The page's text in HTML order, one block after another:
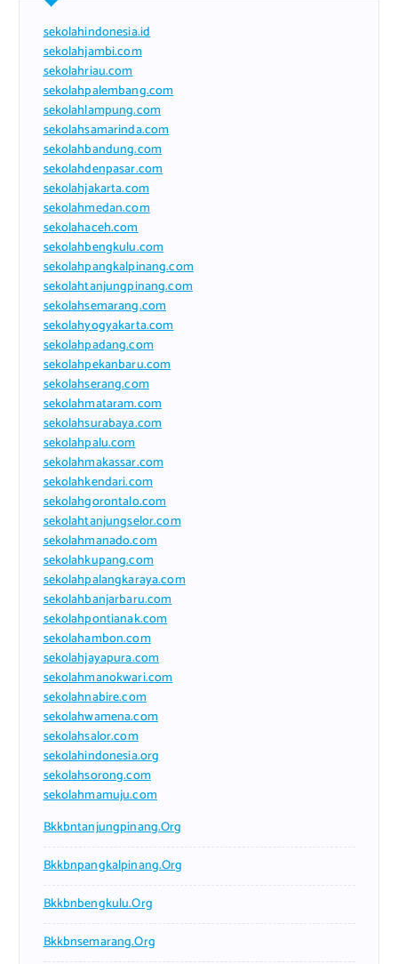
sekolahindonesia.id
sekolahjambi.com
sekolahriau.com
sekolahpalembang.com
sekolahlampung.com
sekolahsamarinda.com
sekolahbandung.com
sekolahdenpasar.com
sekolahjakarta.com
sekolahmedan.com
sekolahaceh.com
sekolahbengkulu.com
sekolahpangkalpinang.com
sekolahtanjungpinang.com
sekolahsemarang.com
sekolahyogyakarta.com
sekolahpadang.com
sekolahpekanbaru.com
sekolahserang.com
sekolahmataram.com
sekolahsurabaya.com
sekolahpalu.com
sekolahmakassar.com
sekolahkendari.com
sekolahgorontalo.com
sekolahtanjungselor.com
sekolahmanado.com
sekolahkupang.com
sekolahpalangkaraya.com
sekolahbanjarbaru.com
sekolahpontianak.com
sekolahambon.com
sekolahjayapura.com
sekolahmanokwari.com
sekolahnabire.com
sekolahwamena.com
sekolahsalor.com
sekolahindonesia.org
sekolahsorong.com
sekolahmamuju.com
Bkkbntanjungpinang.org
Bkkbnpangkalpinang.org
Bkkbnbengkulu.org
Bkkbnsemarang.org